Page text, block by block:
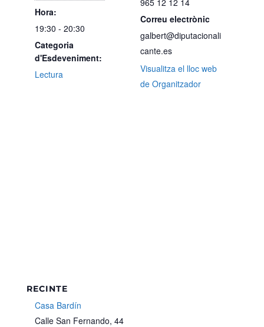
Hora:
19:30 - 20:30
Categoria
d'Esdeveniment:
Lectura
965 12 12 14
Correu electrònic
galbert@diputacionali
cante.es
Visualitza el lloc web
de Organitzador
RECINTE
Casa Bardín
Calle San Fernando, 44